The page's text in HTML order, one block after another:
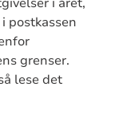
postkassen
grenser.
lese det